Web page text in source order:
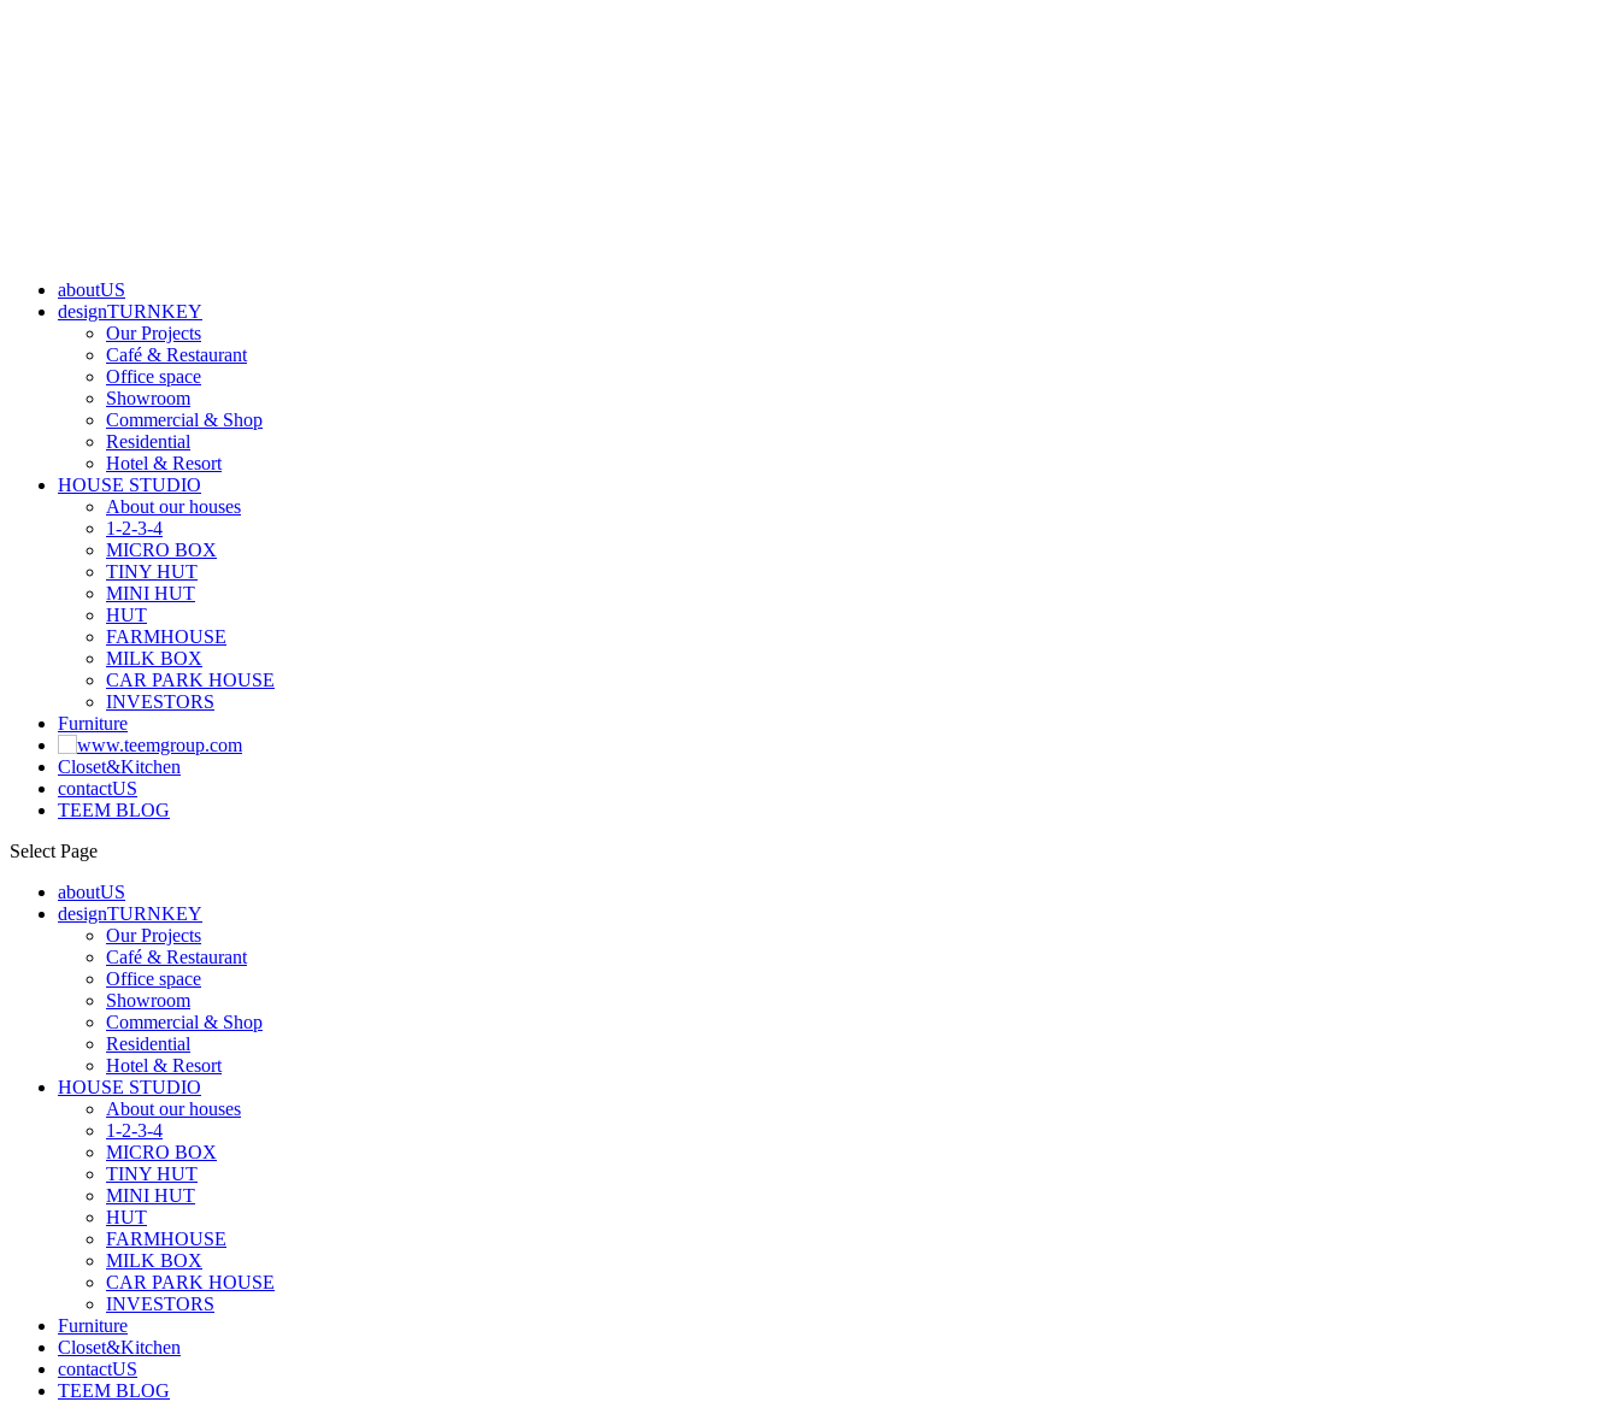
aboutUS
designTURNKEY
Our Projects
Café & Restaurant
Office space
Showroom
Commercial & Shop
Residential
Hotel & Resort
HOUSE STUDIO
About our houses
1-2-3-4
MICRO BOX
TINY HUT
MINI HUT
HUT
FARMHOUSE
MILK BOX
CAR PARK HOUSE
INVESTORS
Furniture
Closet&Kitchen
contactUS
TEEM BLOG
Select Page
aboutUS
designTURNKEY
Our Projects
Café & Restaurant
Office space
Showroom
Commercial & Shop
Residential
Hotel & Resort
HOUSE STUDIO
About our houses
1-2-3-4
MICRO BOX
TINY HUT
MINI HUT
HUT
FARMHOUSE
MILK BOX
CAR PARK HOUSE
INVESTORS
Furniture
Closet&Kitchen
contactUS
TEEM BLOG